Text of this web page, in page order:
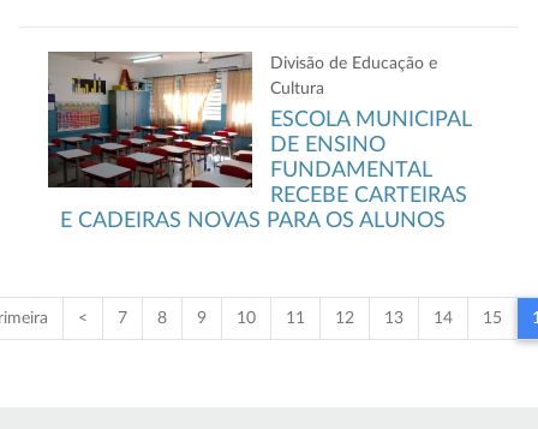
Divisão de Educação e
Cultura
ESCOLA MUNICIPAL
DE ENSINO
FUNDAMENTAL
RECEBE CARTEIRAS
E CADEIRAS NOVAS PARA OS ALUNOS
< 7 8 9 10 11 12 13 14 15